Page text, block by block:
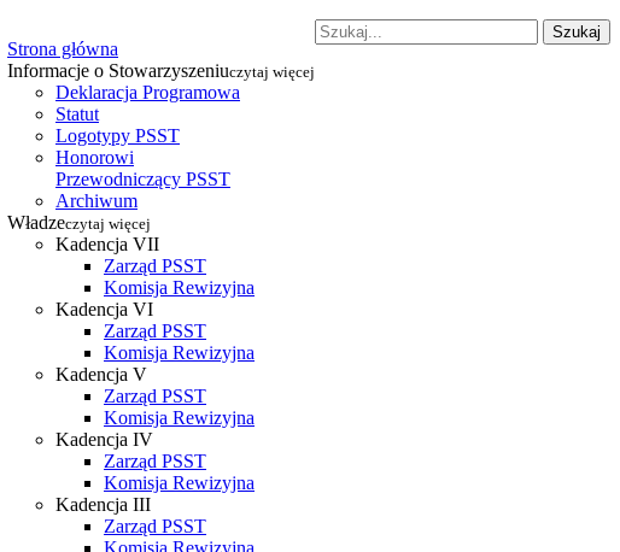
Szukaj
Strona główna
Informacje o Stowarzyszeniuczytaj więcej
Deklaracja Programowa
Statut
Logotypy PSST
Honorowi
Przewodniczący PSST
Archiwum
Władzeczytaj więcej
Kadencja VII
Zarząd PSST
Komisja Rewizyjna
Kadencja VI
Zarząd PSST
Komisja Rewizyjna
Kadencja V
Zarząd PSST
Komisja Rewizyjna
Kadencja IV
Zarząd PSST
Komisja Rewizyjna
Kadencja III
Zarząd PSST
Komisja Rewizyjna